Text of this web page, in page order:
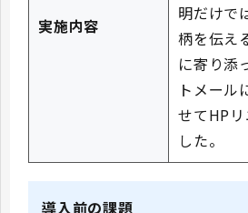
実施内容
明だけで
柄を伝え
に寄り添
トメール
せてHP
した。
導入前の課題